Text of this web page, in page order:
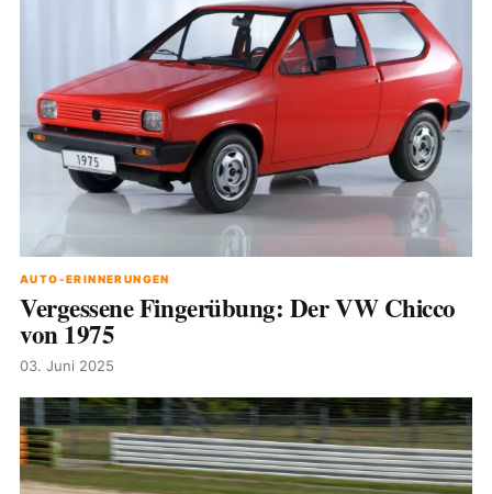
AUTO-ERINNERUNGEN
Vergessene Fingerübung: Der VW Chicco
von 1975
03. Juni 2025